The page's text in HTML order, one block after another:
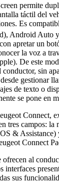
permite
táctil del
Es
Android Auto
apretar un
la voz a
De este
sin
gestionar
de texto o
se pone en
Connect,
tres campos: la
&
Connect
ofrecen al
sus